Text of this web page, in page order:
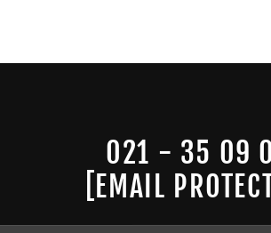
021 - 35 09
[EMAIL